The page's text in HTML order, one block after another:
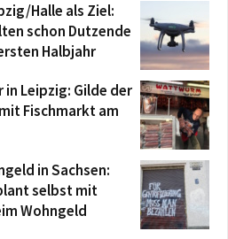
Halle als Ziel:
schon Dutzende
Halbjahr
Leipzig: Gilde der
Fischmarkt am
in Sachsen:
selbst mit
Wohngeld